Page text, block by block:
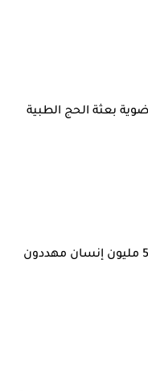
بعثة الحج الطبية
وزير الصحة يدق ناقوس الخطر: 50 مليون إنسان مهددون